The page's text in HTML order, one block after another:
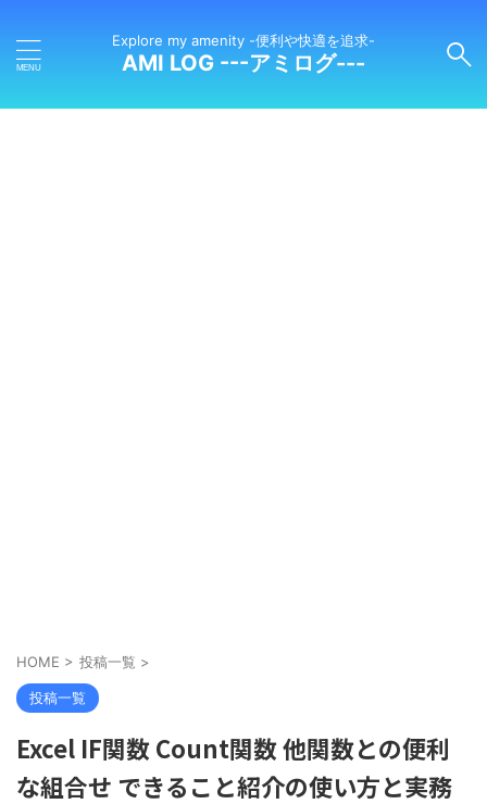
Explore my amenity -便利や快適を追求-
AMI LOG ---アミログ---
HOME > 投稿一覧 >
投稿一覧
Excel IF関数 Count関数 他関数との便利
な組合せ できること紹介の使い方と実務